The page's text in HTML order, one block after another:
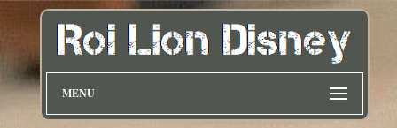
MENU